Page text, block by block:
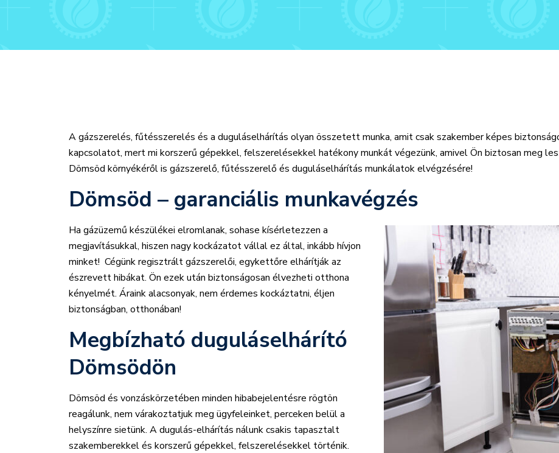
A gázszerelés, fűtésszerelés és a duguláselhárítás olyan összetett munka, amit csak szakember képes
kapcsolatot, mert mi korszerű gépekkel, felszerelésekkel hatékony munkát végezünk, amivel Ön biztosan meg
Dömsöd környékéről is gázszerelő, fűtésszerelő és duguláselhárítás munkálatok elvégzésére!
Dömsöd – garanciális munkavégzés
Ha gázüzemű készülékei elromlanak, sohase kísérletezzen a
megjavításukkal, hiszen nagy kockázatot vállal ez által, inkább hívjon
minket! Cégünk regisztrált gázszerelői, egykettőre elhárítják az
észrevett hibákat. Ön ezek után biztonságosan élvezheti otthona
kényelmét. Áraink alacsonyak, nem érdemes kockáztatni, éljen
biztonságban, otthonában!
Megbízható duguláselhárító
Dömsödön
Dömsöd és vonzáskörzetében minden hibabejelentésre rögtön
reagálunk, nem várakoztatjuk meg ügyfeleinket, perceken belül a
helyszínre sietünk. A dugulás-elhárítás nálunk csakis tapasztalt
szakemberekkel és korszerű gépekkel, felszerelésekkel történik.